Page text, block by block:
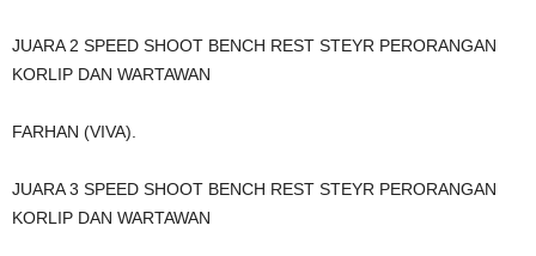
JUARA 2 SPEED SHOOT BENCH REST STEYR PERORANGAN
KORLIP DAN WARTAWAN
FARHAN (VIVA).
JUARA 3 SPEED SHOOT BENCH REST STEYR PERORANGAN
KORLIP DAN WARTAWAN